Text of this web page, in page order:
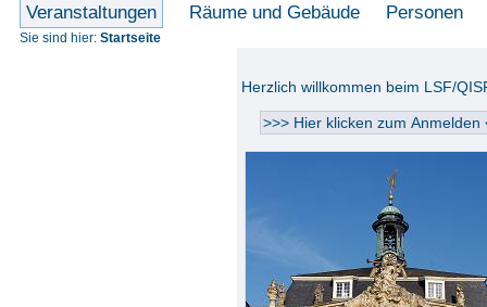
Veranstaltungen Räume und Gebäude Personen
Sie sind hier: Startseite
Herzlich willkommen beim LSF/